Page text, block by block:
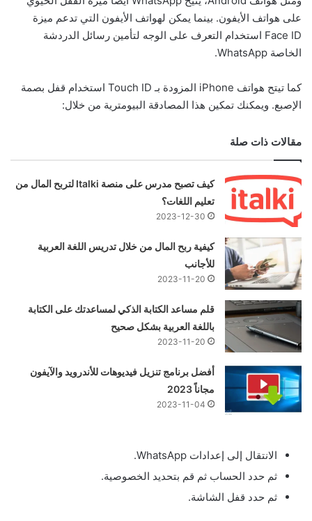
على هواتف الأيفون. بينما يمكن لهواتف الأيفون التي تدعم ميزة
Face ID استخدام التعرف على الوجه لتأمين رسائل الدردشة
الخاصة WhatsApp.
كما تيتح هواتف iPhone المزودة بـ Touch ID استخدام قفل بصمة
الإصبع. ويمكنك تمكين هذا المصادقة البيومترية من خلال:
مقالات ذات صلة
كيف تصبح مدرس على منصة Italki لتربح المال من
تعليم اللغات؟
2023-12-30
كيفية ربح المال من خلال تدريس اللغة العربية
للأجانب
2023-11-20
قلم مساعد الكتابة الذكي لمساعدتك على الكتابة
باللغة العربية بشكل صحيح
2023-11-20
أفضل برنامج تنزيل فيديوهات للأندرويد والآيفون
مجاناً 2023
2023-11-04
الانتقال إلى إعدادات WhatsApp.
ثم حدد الحساب ثم قم بتحديد الخصوصية.
ثم حدد قفل الشاشة.